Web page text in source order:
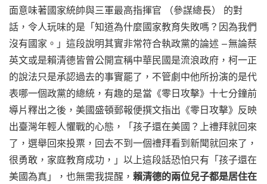
面意味著國家統帥與三軍最高指揮官 （參謀總長） 的對
話，令人玩味的是「知道為什麼國家教育失敗嗎？因為我們
沒有國家。」這段說明其實非常符合執政黨的論述 —無論蔡
英文或是賴清德皆曾公開宣稱中華民國是流浪政府，柯一正
的說法只是承認過去的事實罷了，不管劇中他所扮演的是代
表哪一個政黨的總統，有趣的是當《零日攻擊》十七分鐘前
導片釋出之後，美國盛頓郵報便撰文指出《零日攻擊》反映
出臺灣年輕人懼戰的心態，「孩子還在美國？上禮拜就回來
了，選舉回來投票，回去不到一個禮拜看到新聞就回來了，
很勇敢，家庭教育成功，」以上這段話恐怕只有「孩子還在
美國為真」，也無需我提醒， 賴清德的兩位兒子都是居住在